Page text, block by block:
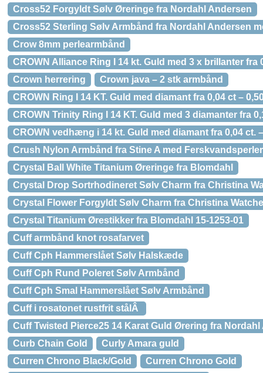
Cross52 Forgyldt Sølv Øreringe fra Nordahl Andersen
Cross52 Sterling Sølv Armbånd fra Nordahl Andersen
Crow 8mm perlearmbånd
CROWN Alliance Ring I 14 kt. Guld med 3 x brillanter fra
Crown herrering
Crown java – 2 stk armbånd
CROWN Ring I 14 KT. Guld med diamant fra 0,04 ct –
CROWN Trinity Ring I 14 KT. Guld med 3 diamanter fra
CROWN vedhæng i 14 kt. Guld med diamant fra 0,04 ct.
Crush Nylon Armbånd fra Stine A med
Crystal Ball White Titanium Øreringe fra Blomdahl
Crystal Drop Sortrhodineret Sølv Charm fra Christina
Crystal Flower Forgyldt Sølv Charm fra Christina
Crystal Titanium Ørestikker fra Blomdahl 15-1253-01
Cuff armbånd knot rosafarvet
Cuff Cph Hammerslået Sølv Halskæde
Cuff Cph Rund Poleret Sølv Armbånd
Cuff Cph Smal Hammerslået Sølv Armbånd
Cuff i rosatonet rustfrit stålÂ
Cuff Twisted Pierce25 14 Karat Guld Ørering fra Nordahl
Curb Chain Gold
Curly Amara guld
Curren Chrono Black/Gold
Curren Chrono Gold